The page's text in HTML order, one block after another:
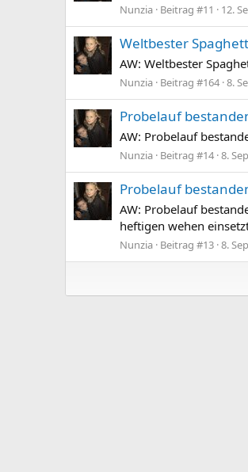
Nunzia Beitrag #11 12.
Weltbester
AW: Weltbester
Nunzia Beitrag #164 8.
Probelauf
AW: Probelauf
Nunzia Beitrag #14 8.
Probelauf
AW: Probelauf
heftigen wehen
Nunzia Beitrag #13 8.